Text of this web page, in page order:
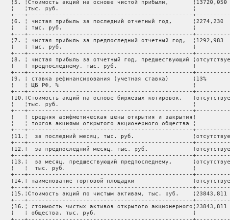
¦5. ¦Стоимость акций на основе чистой прибыли,       ¦13720,050
¦   ¦тыс. руб.                                       ¦
+---+------------------------------------------------
¦6. ¦ чистая прибыль за последний отчетный год,      ¦2274,230
¦   ¦ тыс. руб.                                      ¦
+---+------------------------------------------------
¦7. ¦ чистая прибыль за предпоследний отчетный год,  ¦1292,983
¦   ¦ тыс. руб.                                      ¦
+---+------------------------------------------------
¦8. ¦ чистая прибыль за отчетный год, предшествующий
¦   ¦ предпоследнему, тыс. руб.                      ¦
+---+------------------------------------------------
¦9. ¦ ставка рефинансирования (учетная ставка)       ¦13%
¦   ¦ ЦБ РФ, %                                       ¦
+---+------------------------------------------------
¦10.¦Стоимость акций на основе биржевых котировок,
¦   ¦тыс. руб.                                       ¦
+---+------------------------------------------------
¦   ¦ средняя арифметическая цены открытия и закрытия¦
¦   ¦ торгов акциями открытого акционерного общества ¦
+---+------------------------------------------------
¦11.¦  за последний месяц, тыс. руб.
+---+------------------------------------------------
¦12.¦  за предпоследний месяц, тыс. руб.
+---+------------------------------------------------
¦13.¦  за месяц, предшествующий предпоследнему,
¦   ¦  тыс. руб.                                     ¦
+---+------------------------------------------------
¦14.¦ наименование торговой площадки
+---+------------------------------------------------
¦15.¦Стоимость акций по чистым активам, тыс. руб.    ¦23843,811
+---+------------------------------------------------
¦16.¦ стоимость чистых активов открытого акционерного¦23843,811
¦   ¦ общества, тыс. руб.                            ¦